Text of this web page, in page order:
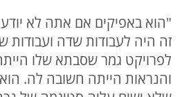
"הוא באפיקים אם אתה לא יודע
זה היה לעבודות שדה ועבודות
לפרויקט גמר שסבתא שלו
והנראות הייתה חשובה לה.